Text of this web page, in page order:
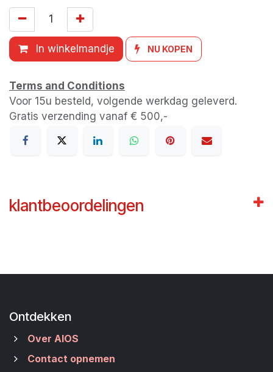
In winkelmandje NU KOPEN
Terms and Conditions
Voor 15u besteld, volgende werkdag geleverd.
Gratis verzending vanaf € 500,-
klantbeoordelingen
Ontdekken
Over AIOS
Contact opnemen